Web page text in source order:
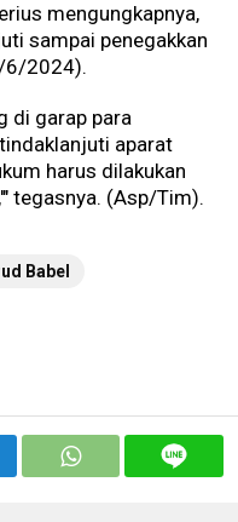
mengungkapnya,
sampai penegakkan
6/2024).
di garap para
aparat
harus dilakukan
tegasnya. (Asp/Tim).
Babel